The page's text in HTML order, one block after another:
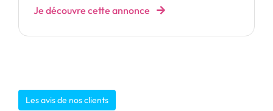
Je découvre cette annonce
Les avis de nos clients